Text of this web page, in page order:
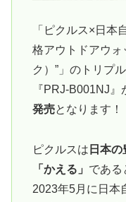
「ピクルス×日本
格アウトドアウォ
ク）”」のトリプ
『PRJ-B001NJ
発売となります！
ピクルスは 日本
「かえる」 である
2023年5月に日本